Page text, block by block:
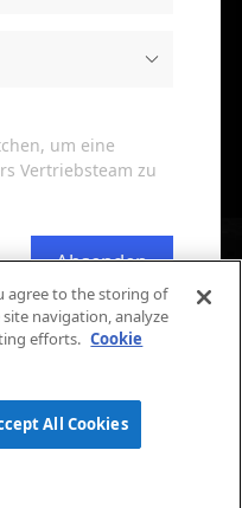
um eine
Vertriebsteam zu
Absenden
agree to the storing of
navigation, analyze
efforts. Cookie
All Cookies